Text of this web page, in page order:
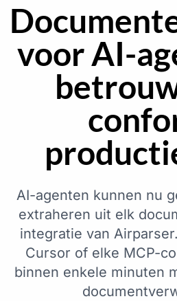
voor AI-
AI-agenten kunnen nu
extraheren uit elk
integratie van
Cursor of elke MCP-
binnen enkele minuten